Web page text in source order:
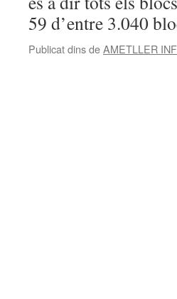
59 d’entre 3.040
Publicat dins deAMETLLER